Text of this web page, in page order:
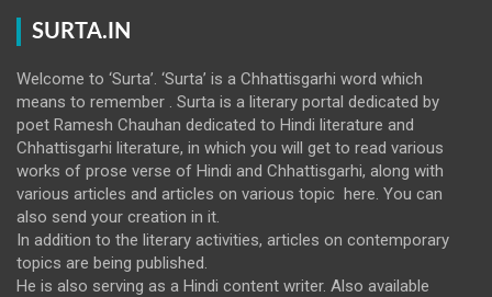
SURTA.IN
Welcome to ‘Surta’. ‘Surta’ is a Chhattisgarhi word which
means to remember . Surta is a literary portal dedicated by
poet Ramesh Chauhan dedicated to Hindi literature and
Chhattisgarhi literature, in which you will get to read various
works of prose verse of Hindi and Chhattisgarhi, along with
various articles and articles on various topic here. You can
also send your creation in it.
In addition to the literary activities, articles on contemporary
topics are being published.
He is also serving as a Hindi content writer. Also available